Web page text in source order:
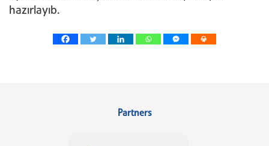
hazırlayıb.
Partners